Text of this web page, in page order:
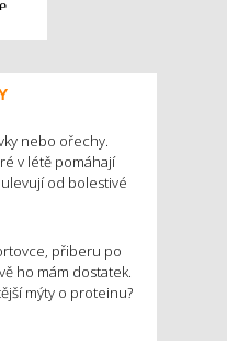
nebo ořechy.
v létě pomáhají
od bolestivé
přiberu po
ho mám dostatek.
mýty o proteinu?